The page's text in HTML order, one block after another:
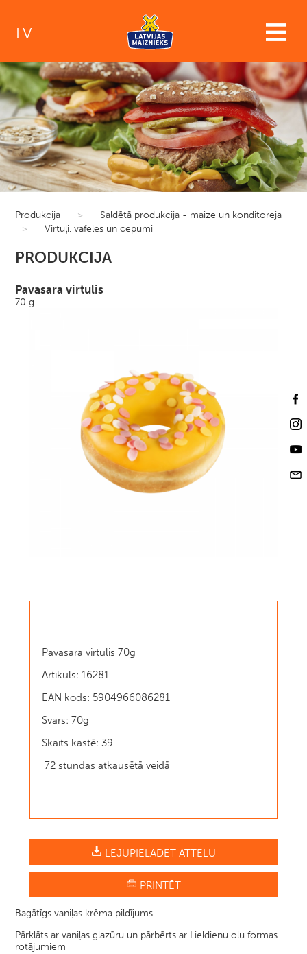
LV
Produkcija >
Saldētā produkcija - maize un konditoreja
>
Virtuļi, vafeles un cepumi
PRODUKCIJA
Pavasara virtulis
70 g
Pavasara virtulis 70g
Artikuls: 16281
EAN kods: 5904966086281
Svars: 70g
Skaits kastē: 39
72 stundas atkausētā veidā
LEJUPIELĀDĒT ATTĒLU
PRINTĒT
Bagātīgs vaniļas krēma pildījums
Pārklāts ar vaniļas glazūru un pārbērts ar Lieldienu olu formas
rotājumiem